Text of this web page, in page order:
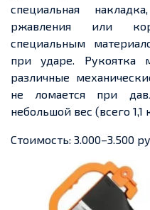
специальная
ржавления или
специальным
при ударе. Рукоятка
различные
не ломается при
небольшой вес (всего 1,1
Стоимость: 3.000–3.500